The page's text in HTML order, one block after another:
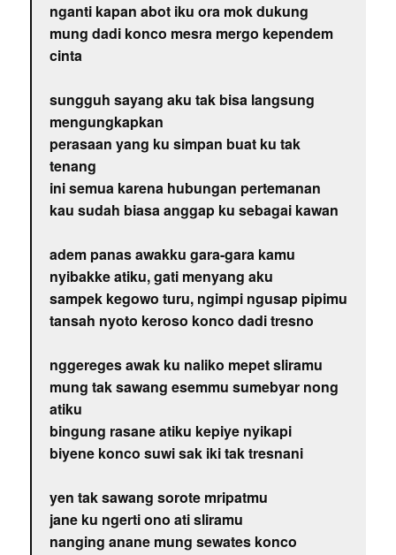
nganti kapan abot iku ora mok dukung
mung dadi konco mesra mergo kependem
cinta
sungguh sayang aku tak bisa langsung
mengungkapkan
perasaan yang ku simpan buat ku tak
tenang
ini semua karena hubungan pertemanan
kau sudah biasa anggap ku sebagai kawan
adem panas awakku gara-gara kamu
nyibakke atiku, gati menyang aku
sampek kegowo turu, ngimpi ngusap pipimu
tansah nyoto keroso konco dadi tresno
nggereges awak ku naliko mepet sliramu
mung tak sawang esemmu sumebyar nong
atiku
bingung rasane atiku kepiye nyikapi
biyene konco suwi sak iki tak tresnani
yen tak sawang sorote mripatmu
jane ku ngerti ono ati sliramu
nanging anane mung sewates konco